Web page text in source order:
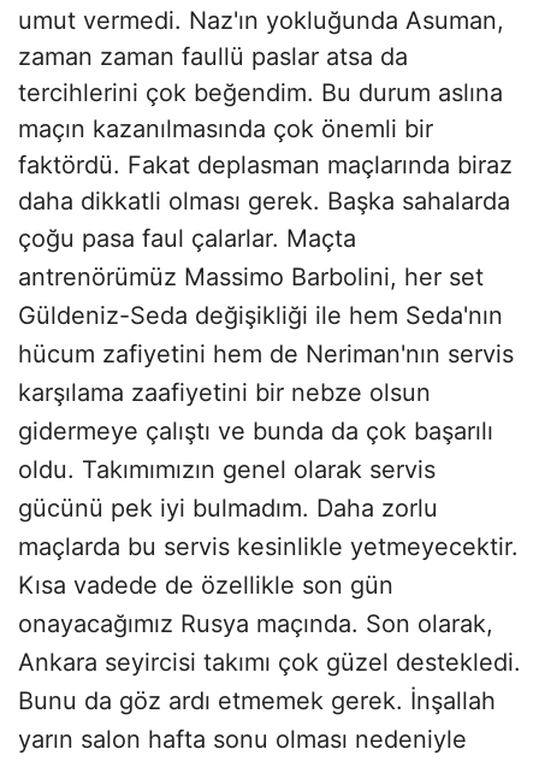
umut vermedi. Naz'ın yokluğunda Asuman,
zaman zaman faullü paslar atsa da
tercihlerini çok beğendim. Bu durum aslına
maçın kazanılmasında çok önemli bir
faktördü. Fakat deplasman maçlarında biraz
daha dikkatli olması gerek. Başka sahalarda
çoğu pasa faul çalarlar. Maçta
antrenörümüz Massimo Barbolini, her set
Güldeniz-Seda değişikliği ile hem Seda'nın
hücum zafiyetini hem de Neriman'nın servis
karşılama zaafiyetini bir nebze olsun
gidermeye çalıştı ve bunda da çok başarılı
oldu. Takımımızın genel olarak servis
gücünü pek iyi bulmadım. Daha zorlu
maçlarda bu servis kesinlikle yetmeyecektir.
Kısa vadede de özellikle son gün
onayacağımız Rusya maçında. Son olarak,
Ankara seyircisi takımı çok güzel destekledi.
Bunu da göz ardı etmemek gerek. İnşallah
yarın salon hafta sonu olması nedeniyle